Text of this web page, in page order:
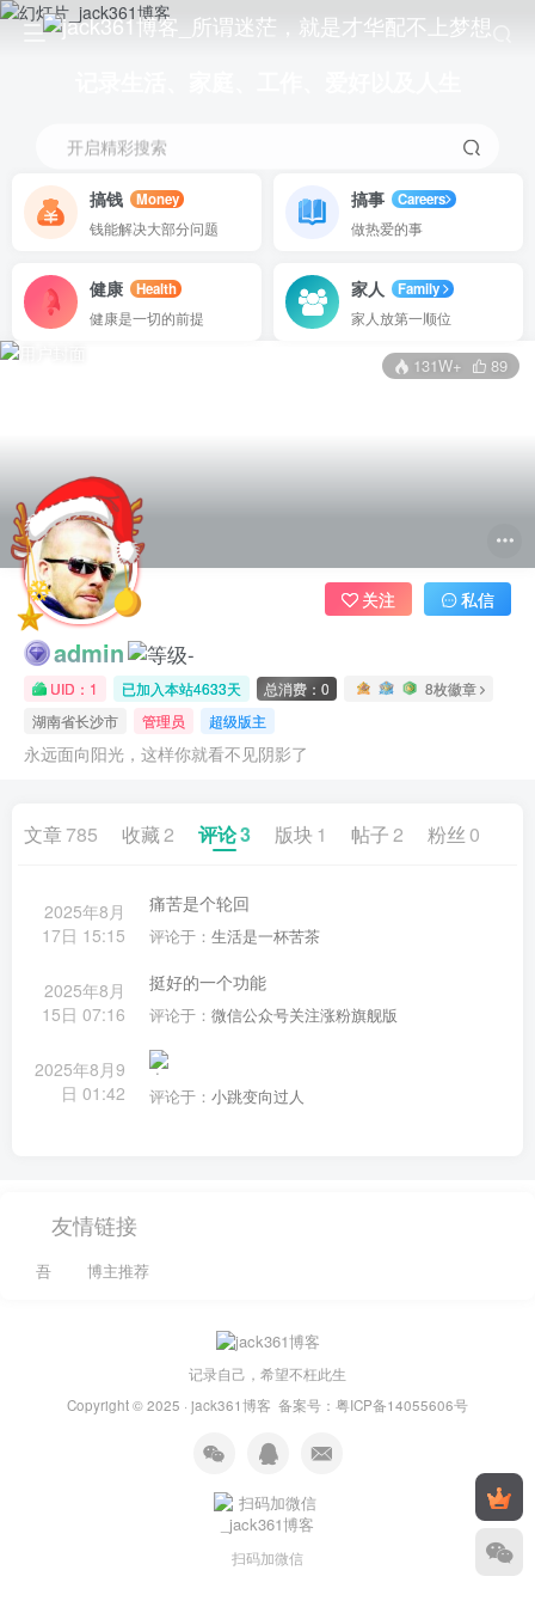
开启精彩搜索
搞钱
Money
钱能解决大部分问题
搞事
Careers
做热爱的事
健康
Health
健康是一切的前提
家人
Family
家人放第一顺位
131W+ 89
admin
UID：1 已加入本站4633天 总消费：0
8枚徽章
湖南省长沙市
管理员 超级版主
永远面向阳光，这样你就看不见阴影了
关注 私信
文章785 收藏 2 评论3 版块 1 帖子 2 粉丝 0
2025年8月
17日 15:15
痛苦是个轮回
评论于： 生活是一杯苦茶
2025年8月
15日 07:16
挺好的一个功能
评论于： 微信公众号关注涨粉旗舰版
2025年8月9
日 01:42
评论于： 小跳变向过人
友情链接
吾 博主推荐
记录自己，希望不枉此生
Copyright © 2025 · jack361博客 备案号： 粤ICP备14055606号
扫码加微信